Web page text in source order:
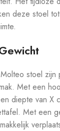
deze stoel
stoel
Met een
diepte van X
Met een